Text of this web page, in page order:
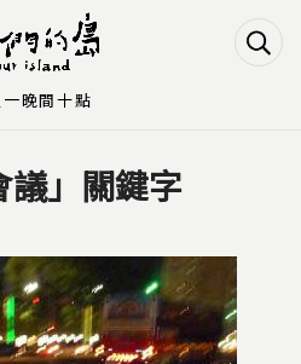
Navigation
Main content
議」關鍵字
晚間十點